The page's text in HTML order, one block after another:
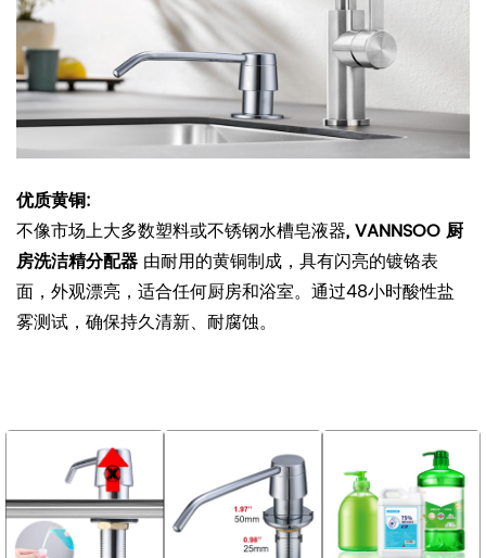
优质黄铜:
不像市场上大多数塑料或不锈钢水槽皂液器,VANNSOO 厨
房洗洁精分配器 由耐用的黄铜制成，具有闪亮的镀铬表
面，外观漂亮，适合任何厨房和浴室。通过48小时酸性盐
雾测试，确保持久清新、耐腐蚀。